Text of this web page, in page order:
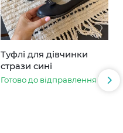
Туфлі для дівчинки
стрази сині
Готово до відправлення